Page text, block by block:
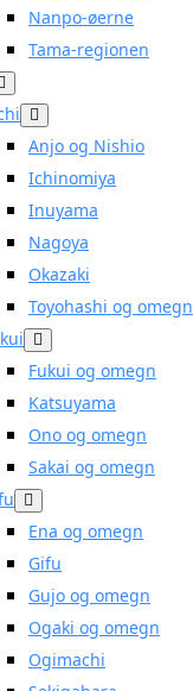
Nanpo-øerne
Tama-regionen
Anjo og Nishio
Ichinomiya
Inuyama
Nagoya
Okazaki
Toyohashi og omegn
Fukui og omegn
Katsuyama
Ono og omegn
Sakai og omegn
Ena og omegn
Gifu
Gujo og omegn
Ogaki og omegn
Ogimachi